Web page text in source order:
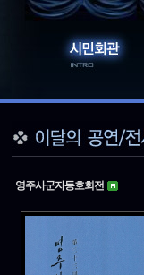
영주사군자동호회전